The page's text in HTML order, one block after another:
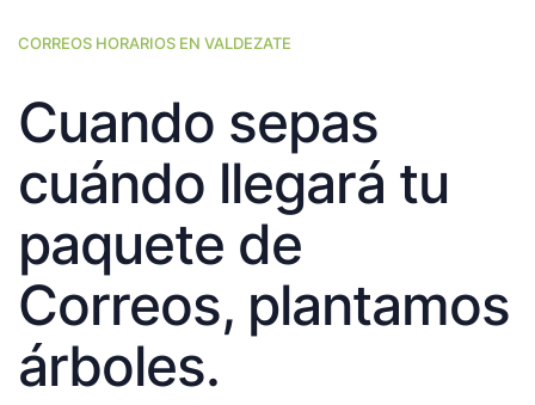
CORREOS HORARIOS EN VALDEZATE
Cuando sepas
cuándo llegará tu
paquete de
Correos, plantamos
árboles.